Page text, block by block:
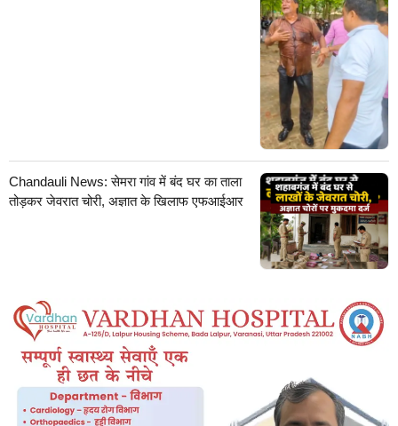
Chandauli News: सेमरा गांव में बंद घर का ताला
तोड़कर जेवरात चोरी, अज्ञात के खिलाफ एफआईआर